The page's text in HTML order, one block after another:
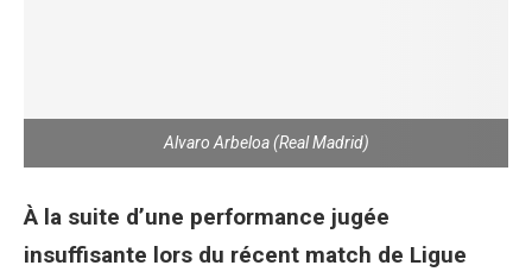
Alvaro Arbeloa (Real Madrid)
À la suite d’une performance jugée
insuffisante lors du récent match de Ligue